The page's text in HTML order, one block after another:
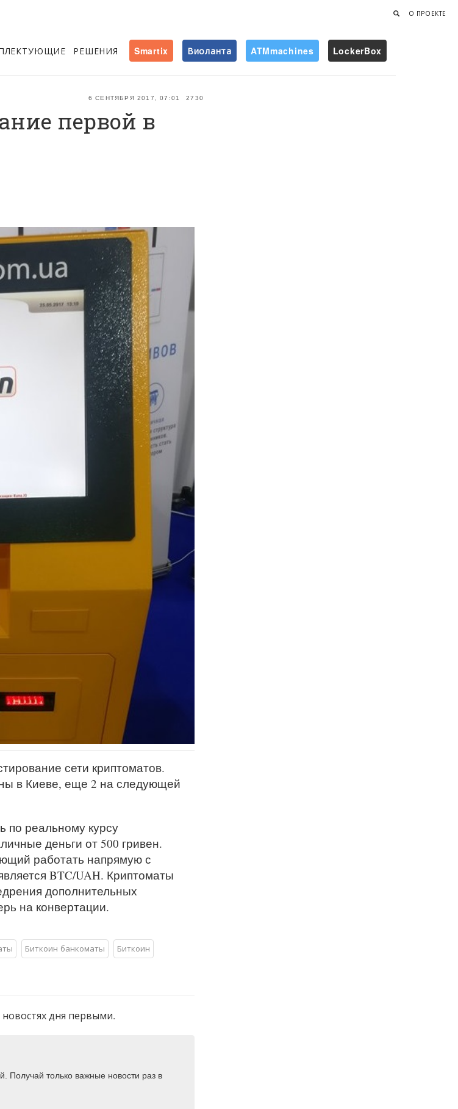
О ПРОЕКТЕ
РЕШЕНИЯ Smartix Виоланта ATMmachines LockerBox
6 СЕНТЯБРЯ 2017, 07:01 2730
первой в
сети криптоматов.
в Киеве, еще 2 на следующей
по реальному курсу
деньги от 500 гривен.
работать напрямую с
BTC/UAH. Криптоматы
дополнительных
на конвертации.
Биткоин банкоматы
Биткоин
дня первыми.
Получай только важные новости раз в